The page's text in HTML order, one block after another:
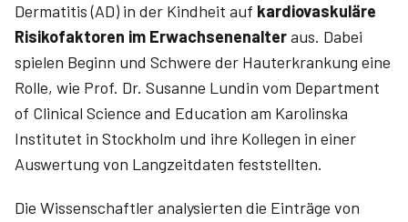
Dermatitis (AD) in der Kindheit auf kardiovaskuläre
Risikofaktoren im Erwachsenenalteraus. Dabei
spielen Beginn und Schwere der Hauterkrankung eine
Rolle, wie Prof. Dr. Susanne Lundin vom Department
of Clinical Science and Education am Karolinska
Institutet in Stockholm und ihre Kollegen in einer
Auswertung von Langzeitdaten feststellten.
Die Wissenschaftler analysierten die Einträge von